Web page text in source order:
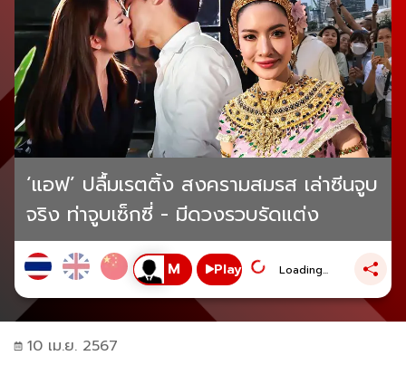
‘แอฟ’ ปลื้มเรตติ้ง สงครามสมรส เล่าซีนจูบ
จริง ท่าจูบเซ็กซี่ - มีดวงรวบรัดแต่ง
Play Loading...
10 เม.ย. 2567